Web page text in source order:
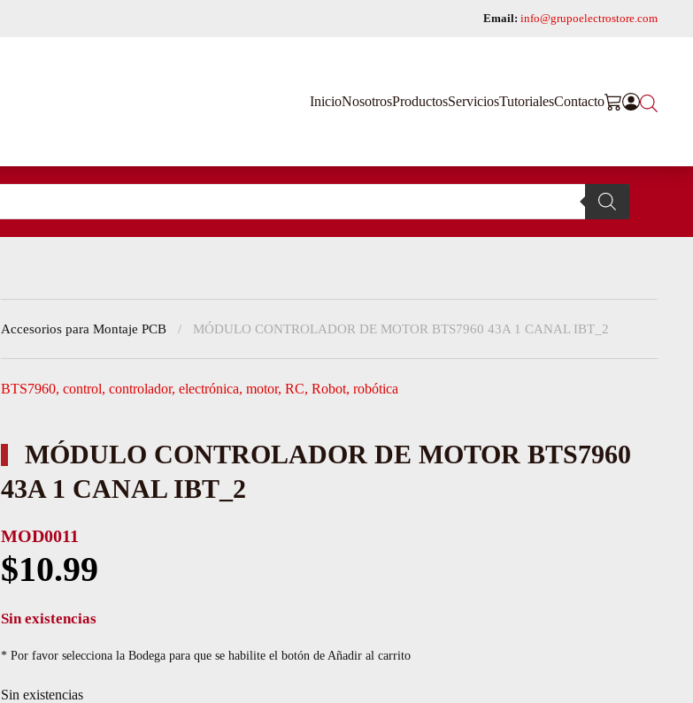
Email: info@grupoelectrostore.com
InicioNosotrosProductosServiciosTutorialesContacto
Accesorios para Montaje PCB MÓDULO CONTROLADOR DE MOTOR BTS7960 43A 1 CANAL IBT_2
BTS7960, control, controlador, electrónica, motor, RC, Robot, robótica
MÓDULO CONTROLADOR DE MOTOR BTS7960
43A 1 CANAL IBT_2
MOD0011
$10.99
Sin existencias
* Por favor selecciona la Bodega para que se habilite el botón de Añadir al carrito
Sin existencias